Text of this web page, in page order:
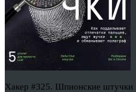
Хакер #325. Шпионские штучки